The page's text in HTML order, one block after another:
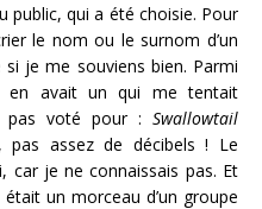
public, qui a été choisie. Pour
le nom ou le surnom d’un
je me souviens bien. Parmi
en avait un qui me tentait
pas voté pour : Swallowtail
assez de décibels ! Le
car je ne connaissais pas. Et
un morceau d’un groupe